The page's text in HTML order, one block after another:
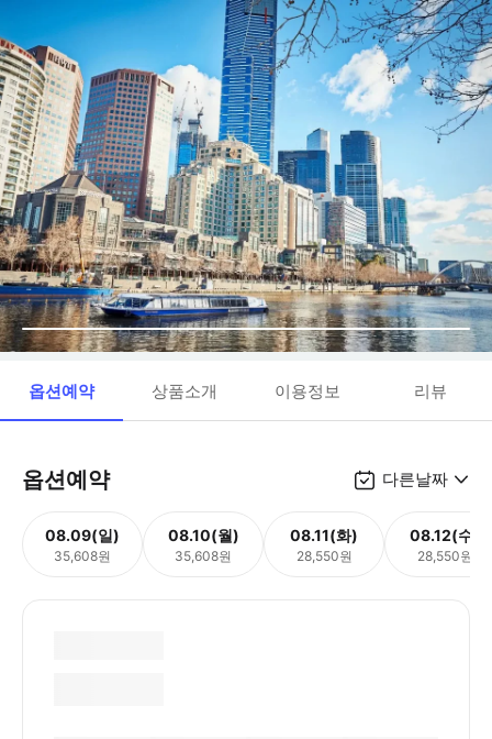
옵션예약 상품소개 이용정보 리뷰
옵션예약 다른날짜
08.09(일)
35,608원
08.10(월)
35,608원
08.11(화)
28,550원
08.12(수)
28,550원